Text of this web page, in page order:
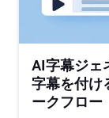
AI字幕ジェ
字幕を付け
ークフロー